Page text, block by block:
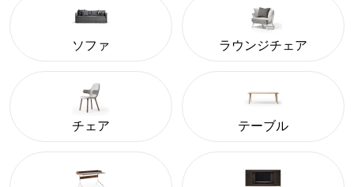
ソファ ラウンジチェア
チェア テーブル